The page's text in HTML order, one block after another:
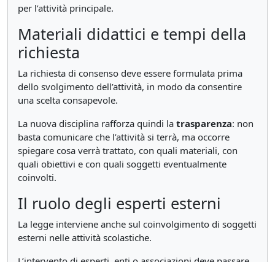
per l’attività principale.
Materiali didattici e tempi della
richiesta
La richiesta di consenso deve essere formulata prima
dello svolgimento dell’attività, in modo da consentire
una scelta consapevole.
La nuova disciplina rafforza quindi la trasparenza: non
basta comunicare che l’attività si terrà, ma occorre
spiegare cosa verrà trattato, con quali materiali, con
quali obiettivi e con quali soggetti eventualmente
coinvolti.
Il ruolo degli esperti esterni
La legge interviene anche sul coinvolgimento di soggetti
esterni nelle attività scolastiche.